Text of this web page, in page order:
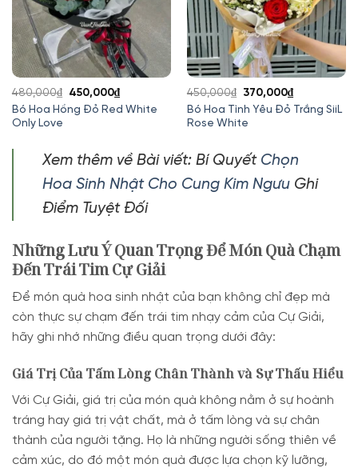
Bó Hoa Hồng Đỏ Red White
Only Love
480,000₫
Giá
gốc
450,000₫Giá
hiện
450,000₫.
Bó Hoa Tình Yêu Đỏ Trắng SiiL
Rose White
450,000₫
Giá
gốc
là:
370,000₫Giá
hiện
370,000₫.
Xem thêm về Bài viết: Bí Quyết Chọn
Hoa Sinh Nhật Cho Cung Kim Ngưu Ghi
Điểm Tuyệt Đối
Những Lưu Ý Quan Trọng Để Món Quà Chạm
Đến Trái Tim Cự Giải
Để món quà hoa sinh nhật của bạn không chỉ đẹp mà
còn thực sự chạm đến trái tim nhạy cảm của Cự Giải,
hãy ghi nhớ những điều quan trọng dưới đây:
Giá Trị Của Tấm Lòng Chân Thành và Sự Thấu Hiểu
Với Cự Giải, giá trị của món quà không nằm ở sự hoành
tráng hay giá trị vật chất, mà ở tấm lòng và sự chân
thành của người tặng. Họ là những người sống thiên về
cảm xúc, do đó một món quà được lựa chọn kỹ lưỡng,